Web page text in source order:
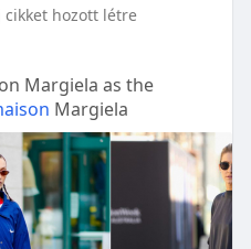
cikket hozott létre
Margiela as the
Margiela